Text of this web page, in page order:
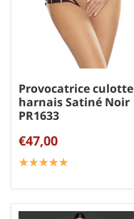
Provocatrice culotte
harnais Satiné Noir
PR1633
€47,00
☆☆☆☆☆
★★★★★